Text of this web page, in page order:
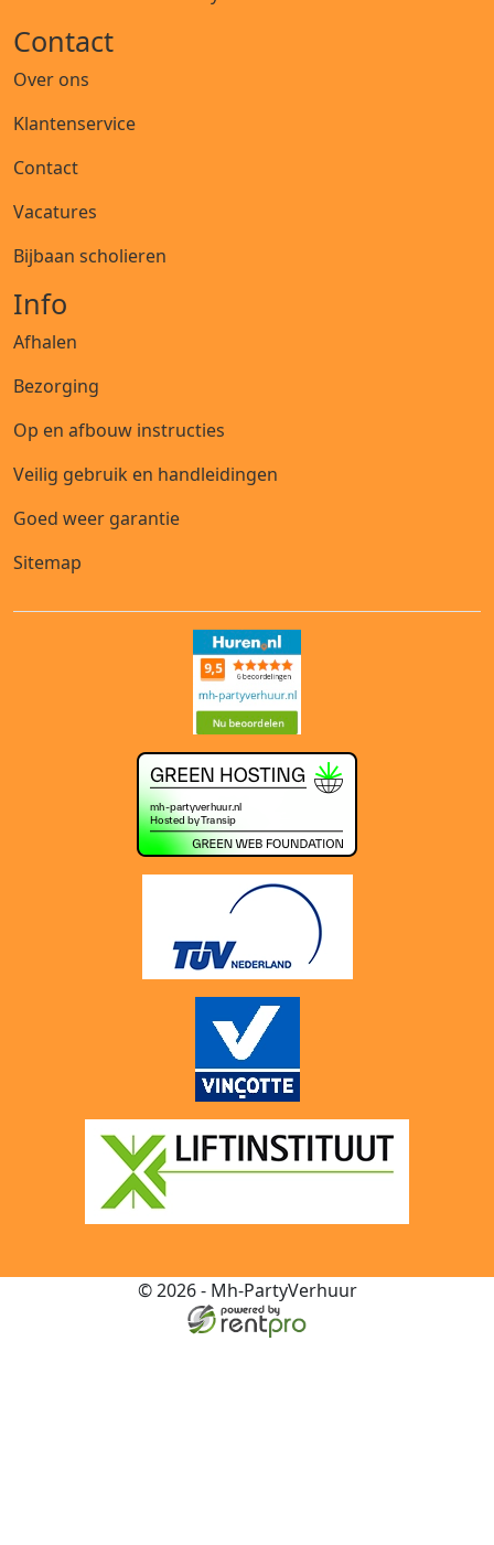
Contact
Over ons
Klantenservice
Contact
Vacatures
Bijbaan scholieren
Info
Afhalen
Bezorging
Op en afbouw instructies
Veilig gebruik en handleidingen
Goed weer garantie
Sitemap
© 2026 - Mh-PartyVerhuur